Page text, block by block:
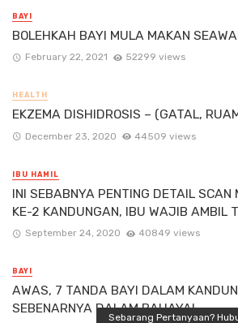
BAYI
BOLEHKAH BAYI MULA MAKAN
February 22, 2021 52299 views
HEALTH
EKZEMA DISHIDROSIS – (GATAL,
December 23, 2020 44509 views
IBU HAMIL
INI SEBABNYA PENTING DETAIL SCAN
KE-2 KANDUNGAN, IBU WAJIB AMBIL
September 24, 2020 40849 views
BAYI
AWAS, 7 TANDA BAYI DALAM
SEBENARNYA DALAM BAHAYA!